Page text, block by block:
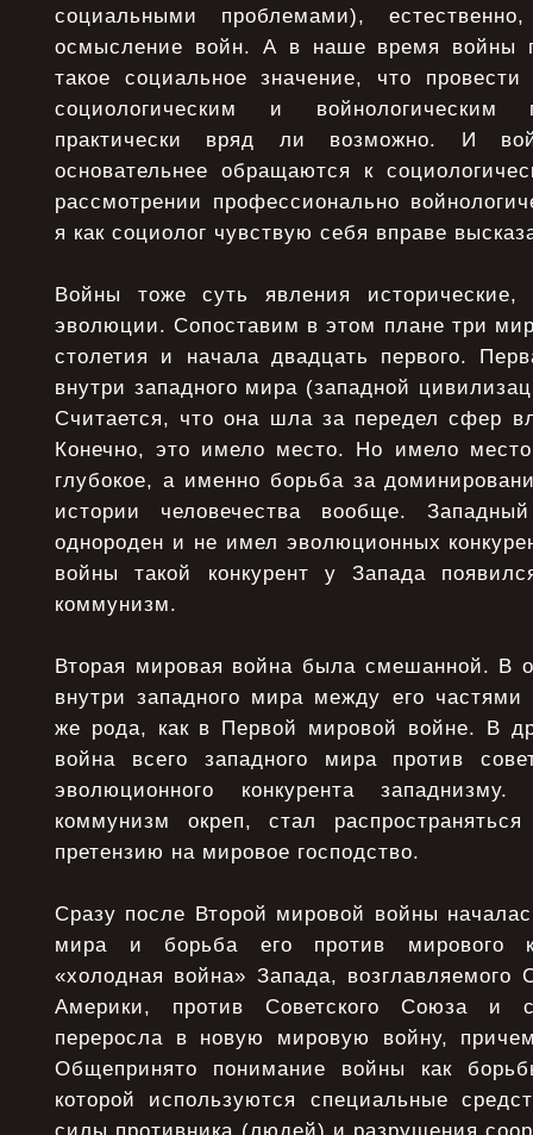
социальными проблемами),
осмысление войн. А в наше время войны
такое социальное значение, что
социологическим и
практически вряд ли возможно. И
основательнее обращаются к
рассмотрении профессионально
я как социолог чувствую себя вправе
Войны тоже суть явления исторические,
эволюции. Сопоставим в этом плане три
столетия и начала двадцать первого.
внутри западного мира (западной
Считается, что она шла за передел сфер
Конечно, это имело место. Но имело
глубокое, а именно борьба за
истории человечества вообще.
однороден и не имел эволюционных
войны такой конкурент у Запада
коммунизм.
Вторая мировая война была смешанной. В
внутри западного мира между его частями
же рода, как в Первой мировой войне. В
война всего западного мира против
эволюционного конкурента
коммунизм окреп, стал
претензию на мировое господство.
Сразу после Второй мировой войны
мира и борьба его против мирового
«холодная война» Запада,
Америки, против Советского Союза и
переросла в новую мировую войну,
Общепринято понимание войны как
которой используются специальные
силы противника (людей) и разрушения